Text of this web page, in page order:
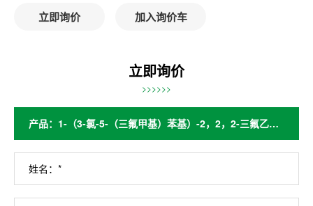
立即询价 加入询价车
立即询价
>>>>>>
姓名：*